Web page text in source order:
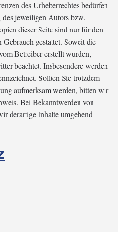
des Urheberrechtes bedürfen
jeweiligen Autors bzw.
dieser Seite sind nur für den
gestattet. Soweit die
Betreiber erstellt wurden,
beachtet. Insbesondere werden
Sollten Sie trotzdem
aufmerksam werden, bitten wir
Bei Bekanntwerden von
derartige Inhalte umgehend